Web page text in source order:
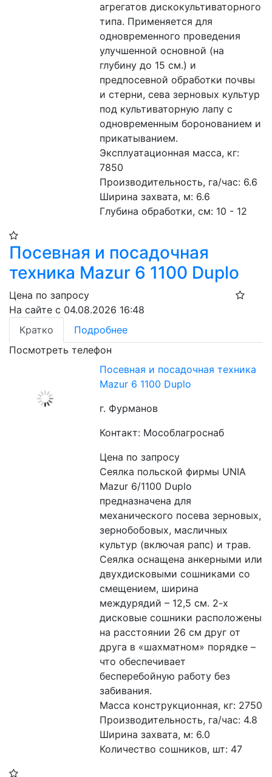
агрегатов дискокультиваторного
типа. Применяется для
одновременного проведения
улучшенной основной (на
глубину до 15 см.) и
предпосевной обработки почвы
и стерни, сева зерновых культур
под культиваторную лапу с
одновременным боронованием и
прикатыванием.
Эксплуатационная масса, кг:
7850
Производительность, га/час: 6.6
Ширина захвата, м: 6.6
Глубина обработки, см: 10 - 12
Посевная и посадочная
техника Mazur 6 1100 Duplo
Цена по запросу
На сайте с 04.08.2026 16:48
Кратко
Подробнее
Посмотреть телефон
Посевная и посадочная техника
Mazur 6 1100 Duplo
г. Фурманов
Контакт: Мособлагроснаб
Цена по запросу
Сеялка польской фирмы UNIA
Mazur 6/1100 Duplo
предназначена для
механического посева зерновых,
зернобобовых, масличных
культур (включая рапс) и трав.
Сеялка оснащена анкерными или
двухдисковыми сошниками со
смещением, ширина
междурядий – 12,5 см. 2-х
дисковые сошники расположены
на расстоянии 26 см друг от
друга в «шахматном» порядке –
что обеспечивает
бесперебойную работу без
забивания.
Масса конструкционная, кг: 2750
Производительность, га/час: 4.8
Ширина захвата, м: 6.0
Количество сошников, шт: 47